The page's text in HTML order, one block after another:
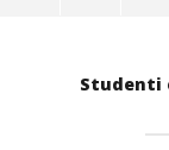
Studenti